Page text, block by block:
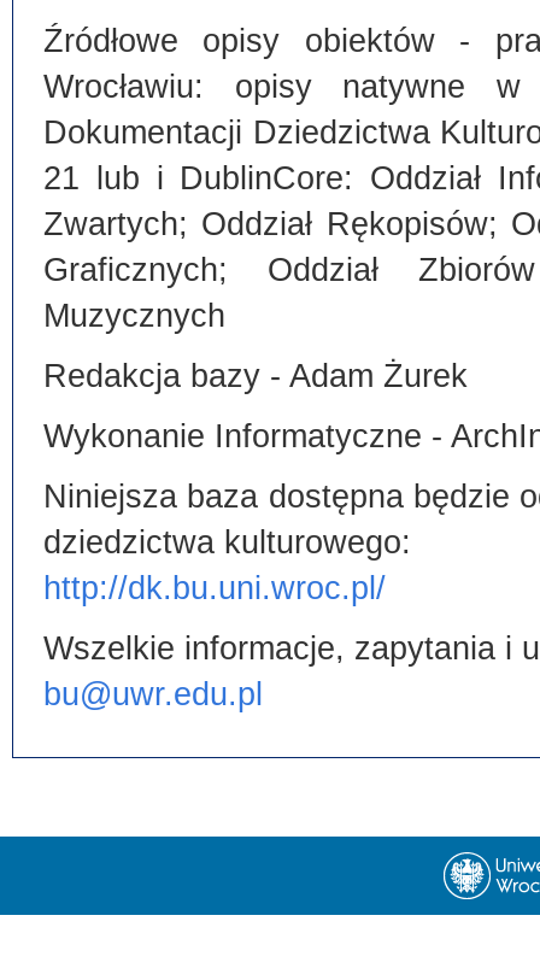
Źródłowe opisy obiektów -
Wrocławiu: opisy natywne
Dokumentacji Dziedzictwa
21 lub i DublinCore: Oddział
Zwartych; Oddział Rękopisów;
Graficznych; Oddział
Muzycznych
Redakcja bazy - Adam Żurek
Wykonanie Informatyczne -
Niniejsza baza dostępna będzie
dziedzictwa kulturowego:
http://dk.bu.uni.wroc.pl/
Wszelkie informacje, zapytania i
bu@uwr.edu.pl